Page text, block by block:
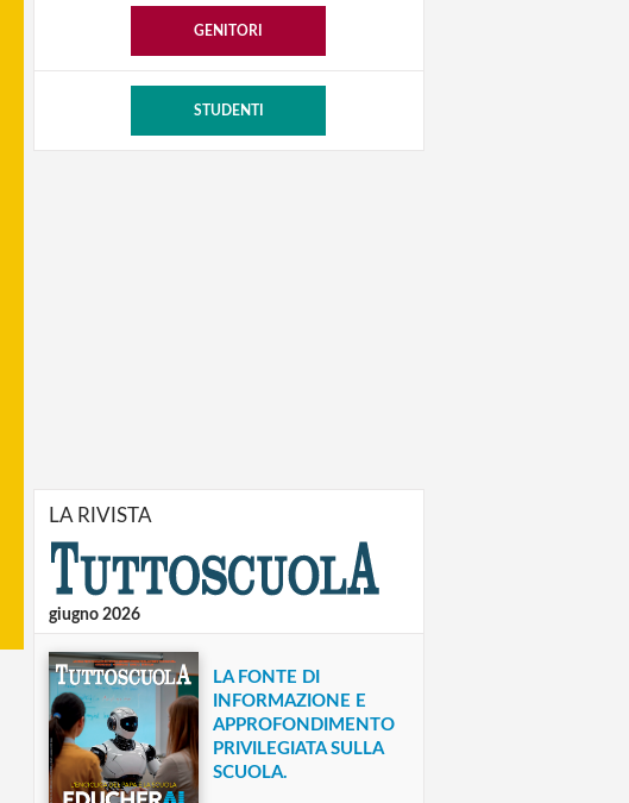
GENITORI
STUDENTI
LA RIVISTA
giugno 2026
LA FONTE DI
INFORMAZIONE E
APPROFONDIMENTO
PRIVILEGIATA SULLA
SCUOLA.